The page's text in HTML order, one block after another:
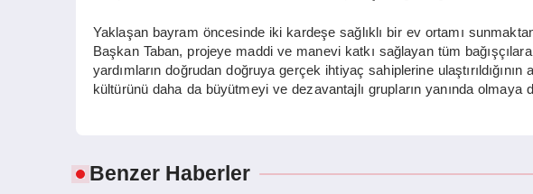
Yaklaşan bayram öncesinde iki kardeşe sağlıklı bir ev ortamı
Başkan Taban, projeye maddi ve manevi katkı sağlayan tüm
yardımların doğrudan doğruya gerçek ihtiyaç sahiplerine ulaştırıldığının
kültürünü daha da büyütmeyi ve dezavantajlı grupların yanında
Benzer Haberler